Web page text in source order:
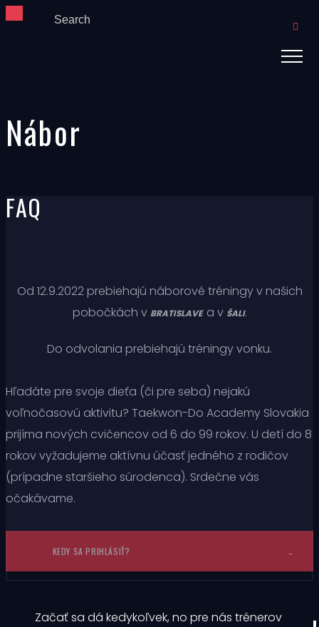
Nábor
FAQ
Od 12.9.2022 prebiehajú náborové tréningy v našich
pobočkách v BRATISLAVE a v ŠALI.
Do odvolania prebiehajú tréningy vonku.
Hľadáte pre svoje dieťa (či pre seba) nejakú
voľnočasovú aktivitu? Taekwon-Do Academy Slovakia
prijíma nových cvičencov od 6 do 99 rokov. U detí do 8
rokov vyžadujeme aktívnu účasť jedného z rodičov
(prípadne staršieho súrodenca). Srdečne vás
očakávame.
KEDY SA PRIHLÁSIŤ?
Začať sa dá kedykoľvek, no pre nás trénerov